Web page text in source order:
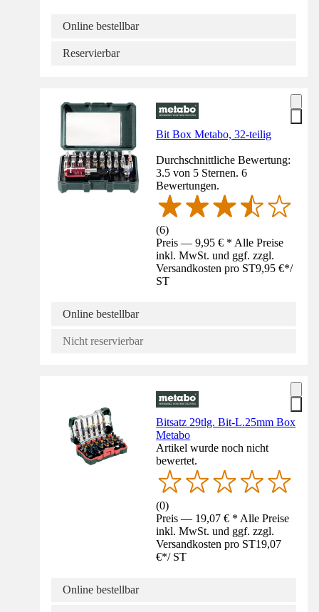
Online bestellbar
Reservierbar
Bit Box Metabo, 32-teilig
Durchschnittliche Bewertung:
3.5 von 5 Sternen. 6
Bewertungen.
(6)
Preis — 9,95 € * Alle Preise
inkl. MwSt. und ggf. zzgl.
Versandkosten pro ST9,95 €*/
ST
Online bestellbar
Nicht reservierbar
Bitsatz 29tlg. Bit-L.25mm Box
Metabo
Artikel wurde noch nicht
bewertet.
(0)
Preis — 19,07 € * Alle Preise
inkl. MwSt. und ggf. zzgl.
Versandkosten pro ST19,07
€*/ ST
Online bestellbar